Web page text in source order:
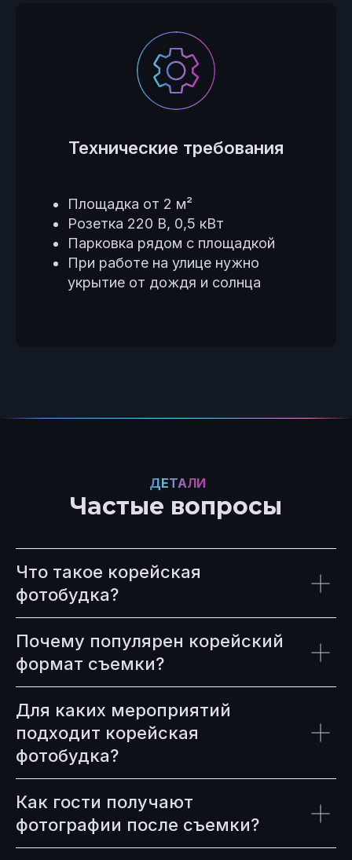
Технические требования
Площадка от 2 м²
Розетка 220 В, 0,5 кВт
Парковка рядом с площадкой
При работе на улице нужно
укрытие от дождя и солнца
Частые вопросы
ДЕТАЛИ
Что такое корейская
фотобудка?
Почему популярен корейский
формат съемки?
Для каких мероприятий
подходит корейская
фотобудка?
Как гости получают
фотографии после съемки?